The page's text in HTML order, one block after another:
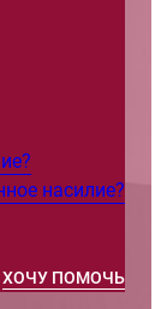
насилие?
ХОЧУ ПОМОЧЬ